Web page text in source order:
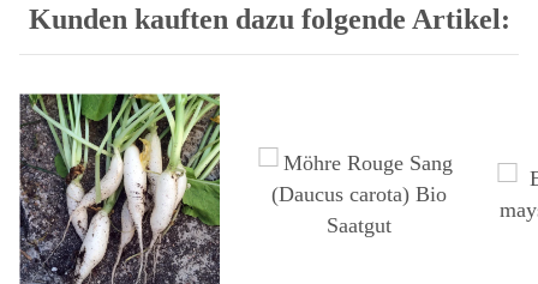
Kunden kauften dazu folgende Artikel: